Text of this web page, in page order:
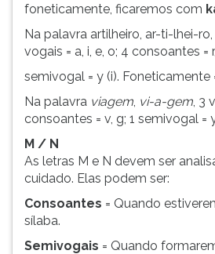
ouvir
instrução
novamente.
foneticamente, ficaremos com
Na palavra artilheiro, ar-ti-lhei-
vogais = a, i, e, o; 4 consoantes =
semivogal = y (i). Foneticamente
Na palavra viagem, vi-a-gem, 3
consoantes = v, g; 1 semivogal =
M / N
As letras M e N devem ser
cuidado. Elas podem ser:
Consoantes = Quando
sílaba.
Semivogais = Quando